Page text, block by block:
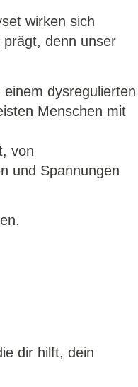
wirken sich
denn unser
dysregulierten
Menschen mit
von
und Spannungen
dir hilft, dein